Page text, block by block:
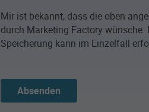
Mir ist bekannt, dass die oben
durch Marketing Factory
Speicherung kann im Einzelfall
Absenden